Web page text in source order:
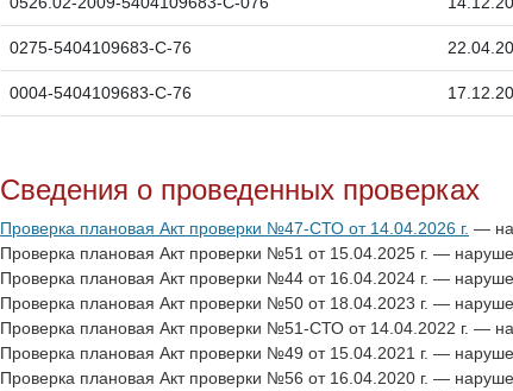
0275-5404109683-С-76
0004-5404109683-С-76
Сведения о проведенных проверках
Проверка плановая Акт проверки №47-СТО от 14.04.2026 г. —
Проверка плановая Акт проверки №51 от 15.04.2025 г. —
Проверка плановая Акт проверки №44 от 16.04.2024 г. —
Проверка плановая Акт проверки №50 от 18.04.2023 г. —
Проверка плановая Акт проверки №51-СТО от 14.04.2022 г. —
Проверка плановая Акт проверки №49 от 15.04.2021 г. —
Проверка плановая Акт проверки №56 от 16.04.2020 г. —